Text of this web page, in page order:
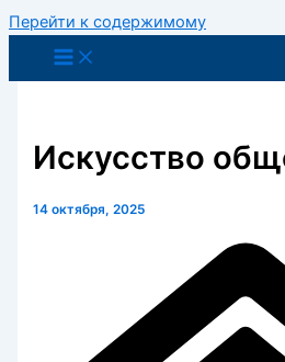
Перейти к содержимому
Искусство
14 октября, 2025